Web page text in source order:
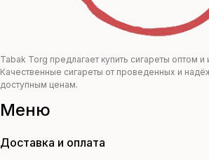
Tabak Torg предлагает купить сигареты оптом и
Качественные сигареты от проведенных и
доступным ценам.
Меню
Доставка и оплата